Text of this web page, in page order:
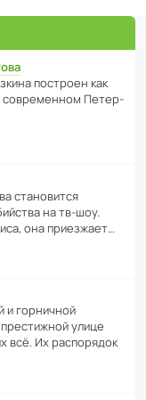
пост­роен как
совре­менном Пете­р­
стано­вится
на тв-шоу.
она приезжает…
и горни­чной
улице
всё. Их распо­рядок